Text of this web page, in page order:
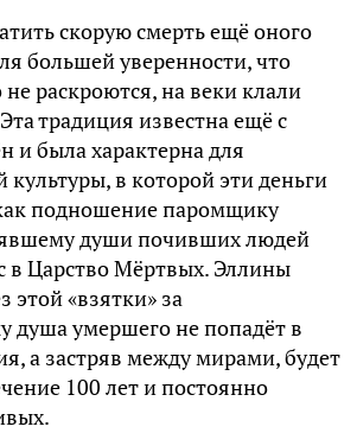
скорую смерть ещё оного
большей уверенности, что
не раскроются, на веки клали
традиция известна ещё с
и была характерна для
культуры, в которой эти деньги
подношение паромщику
души почивших людей
в Царство Мёртвых. Эллины
этой «взятки» за
душа умершего не попадёт в
а застряв между мирами, будет
100 лет и постоянно